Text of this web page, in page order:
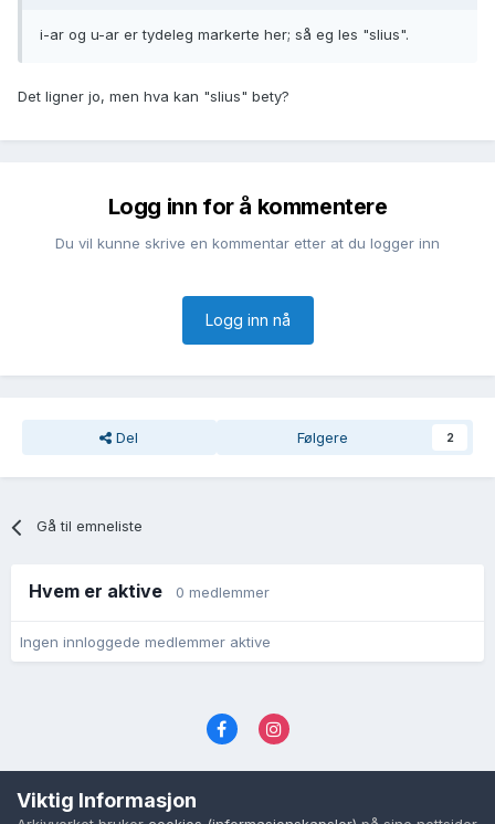
i-ar og u-ar er tydeleg markerte her; så eg les "slius".
Det ligner jo, men hva kan "slius" bety?
Logg inn for å kommentere
Du vil kunne skrive en kommentar etter at du logger inn
Logg inn nå
Del Følgere 2
Gå til emneliste
Hvem er aktive 0 medlemmer
Ingen innloggede medlemmer aktive
Cookies (informasjonskapsler)
Viktig Informasjon